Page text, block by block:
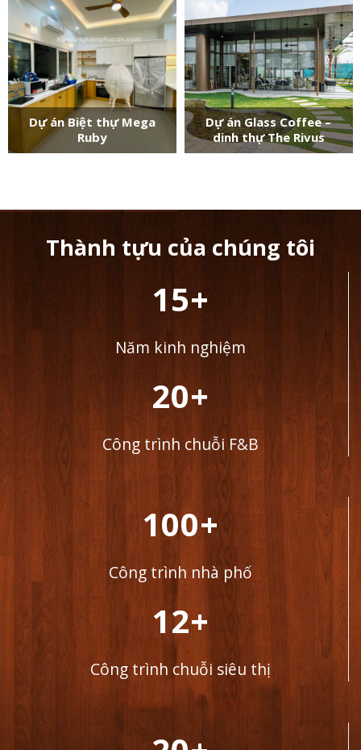
Dự án Biệt thự Mega
Ruby
Dự án Glass Coffee –
dinh thự The Rivus
Thành tựu của chúng tôi
15+
Năm kinh nghiệm
20+
Công trình chuỗi F&B
100+
Công trình nhà phố
12+
Công trình chuỗi siêu thị